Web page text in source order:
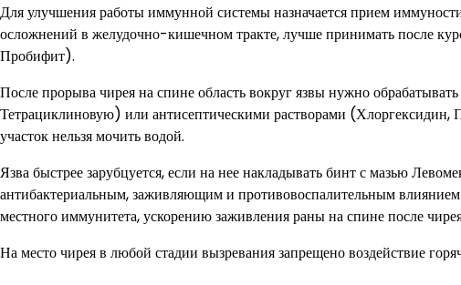
Для улучшения работы иммунной системы назначается прием
осложнений в желудочно-кишечном тракте, лучше принимать после
Пробифит).
После прорыва чирея на спине область вокруг язвы нужно
Тетрациклиновую) или антисептическими растворами
участок нельзя мочить водой.
Язва быстрее зарубцуется, если на нее накладывать бинт с мазью
антибактериальным, заживляющим и противовоспалительным
местного иммунитета, ускорению заживления раны на спине после
На место чирея в любой стадии вызревания запрещено воздействие